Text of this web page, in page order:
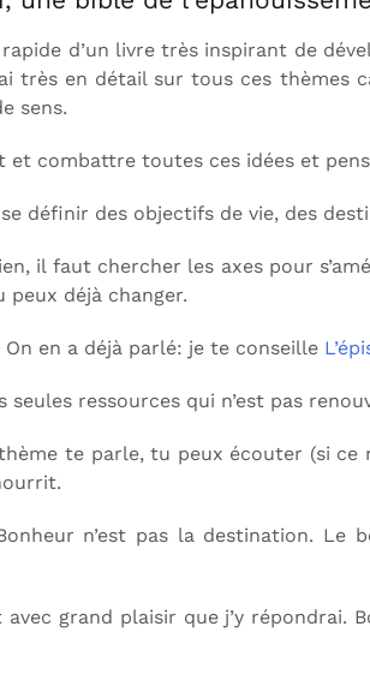
d’un livre très inspirant de
très en détail sur tous ces
sens.
combattre toutes ces idées et
définir des objectifs de vie, des
il faut chercher les axes pour
peux déjà changer.
en a déjà parlé: je te conseille
seules ressources qui n’est pas
te parle, tu peux écouter (si ce
n’est pas la destination. Le
avec grand plaisir que j’y